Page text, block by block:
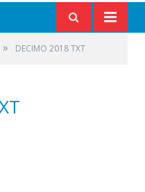
» DECIMO 2018 TXT